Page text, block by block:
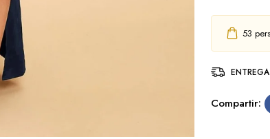
53
Compartir: